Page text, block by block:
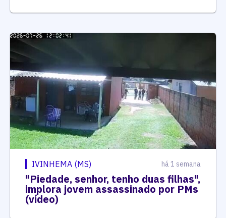
IVINHEMA (MS) há 1 semana
"Piedade, senhor, tenho duas filhas",
implora jovem assassinado por PMs
(vídeo)